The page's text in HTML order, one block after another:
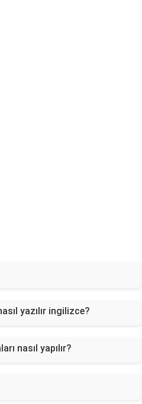
yazılır ingilizce?
nasıl yapılır?